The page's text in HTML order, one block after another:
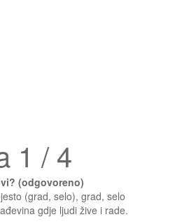
1 / 4
(odgovoreno)
(grad, selo), grad, selo
gdje ljudi žive i rade.